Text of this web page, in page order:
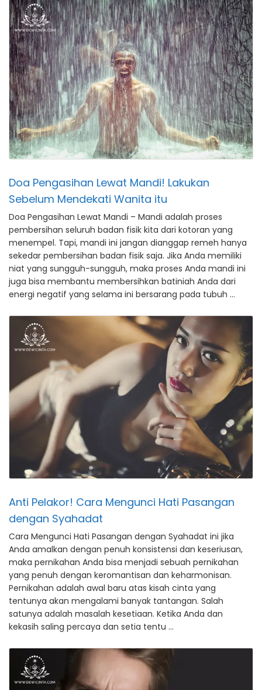
Doa Pengasihan Lewat Mandi! Lakukan
Sebelum Mendekati Wanita itu
Doa Pengasihan Lewat Mandi – Mandi adalah proses
pembersihan seluruh badan fisik kita dari kotoran yang
menempel. Tapi, mandi ini jangan dianggap remeh hanya
sekedar pembersihan badan fisik saja. Jika Anda memiliki
niat yang sungguh-sungguh, maka proses Anda mandi ini
juga bisa membantu membersihkan batiniah Anda dari
energi negatif yang selama ini bersarang pada tubuh …
Anti Pelakor! Cara Mengunci Hati Pasangan
dengan Syahadat
Cara Mengunci Hati Pasangan dengan Syahadat ini jika
Anda amalkan dengan penuh konsistensi dan keseriusan,
maka pernikahan Anda bisa menjadi sebuah pernikahan
yang penuh dengan keromantisan dan keharmonisan.
Pernikahan adalah awal baru atas kisah cinta yang
tentunya akan mengalami banyak tantangan. Salah
satunya adalah masalah kesetiaan. Ketika Anda dan
kekasih saling percaya dan setia tentu …